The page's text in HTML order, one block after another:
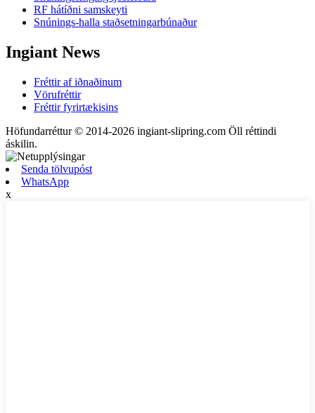
RF hátíðni samskeyti
Snúnings-halla staðsetningarbúnaður
Ingiant News
Fréttir af iðnaðinum
Vörufréttir
Fréttir fyrirtækisins
Höfundarréttur © 2014-2026 ingiant-slipring.com Öll réttindi
áskilin.
Senda tölvupóst
WhatsApp
x